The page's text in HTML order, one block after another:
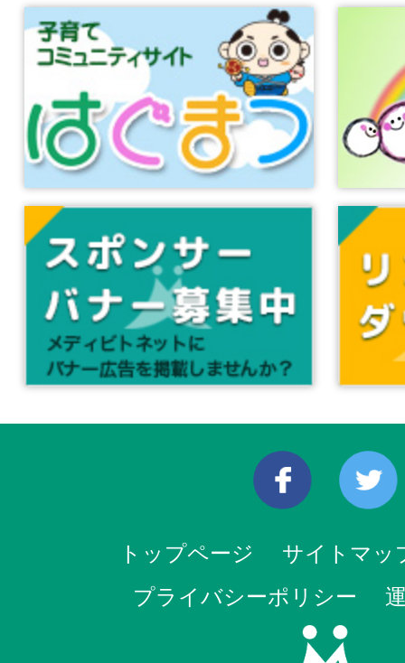
トップページ
サイトマッ
プライバシーポリシー